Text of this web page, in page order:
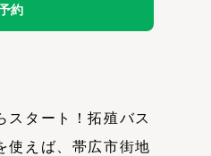
約
スタート！拓殖バス
使えば、帯広市街地